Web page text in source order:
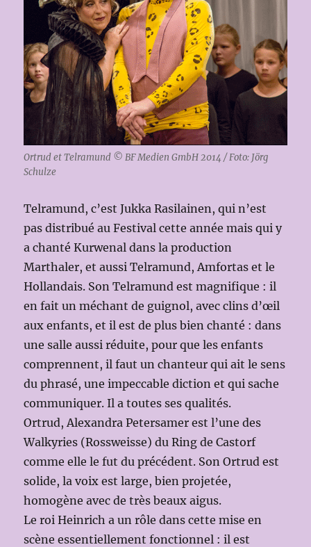
Ortrud et Telramund © BF Medien GmbH 2014 / Foto: Jörg
Schulze
Telramund, c’est Jukka Rasilainen, qui n’est
pas distribué au Festival cette année mais qui y
a chanté Kurwenal dans la production
Marthaler, et aussi Telramund, Amfortas et le
Hollandais. Son Telramund est magnifique : il
en fait un méchant de guignol, avec clins d’œil
aux enfants, et il est de plus bien chanté : dans
une salle aussi réduite, pour que les enfants
comprennent, il faut un chanteur qui ait le sens
du phrasé, une impeccable diction et qui sache
communiquer. Il a toutes ses qualités.
Ortrud, Alexandra Petersamer est l’une des
Walkyries (Rossweisse) du Ring de Castorf
comme elle le fut du précédent. Son Ortrud est
solide, la voix est large, bien projetée,
homogène avec de très beaux aigus.
Le roi Heinrich a un rôle dans cette mise en
scène essentiellement fonctionnel : il est